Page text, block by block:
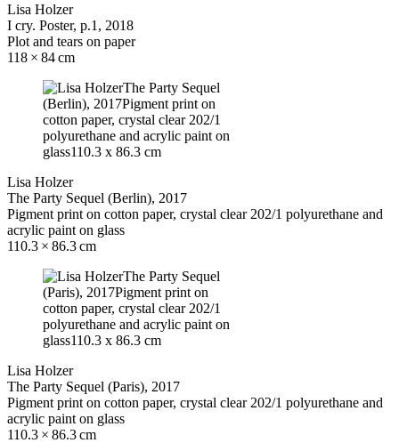
Lisa Holzer
I cry. Poster, p.1, 2018
Plot and tears on paper
118 × 84 cm
Lisa Holzer
The Party Sequel (Berlin), 2017
Pigment print on cotton paper, crystal clear 202/1 polyurethane and
acrylic paint on glass
110.3 × 86.3 cm
Lisa Holzer
The Party Sequel (Paris), 2017
Pigment print on cotton paper, crystal clear 202/1 polyurethane and
acrylic paint on glass
110.3 × 86.3 cm